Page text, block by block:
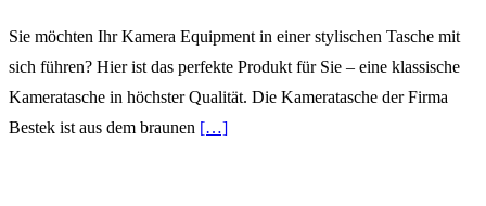
Sie möchten Ihr Kamera Equipment in einer stylischen Tasche mit
sich führen? Hier ist das perfekte Produkt für Sie – eine klassische
Kameratasche in höchster Qualität. Die Kameratasche der Firma
Bestek ist aus dem braunen […]